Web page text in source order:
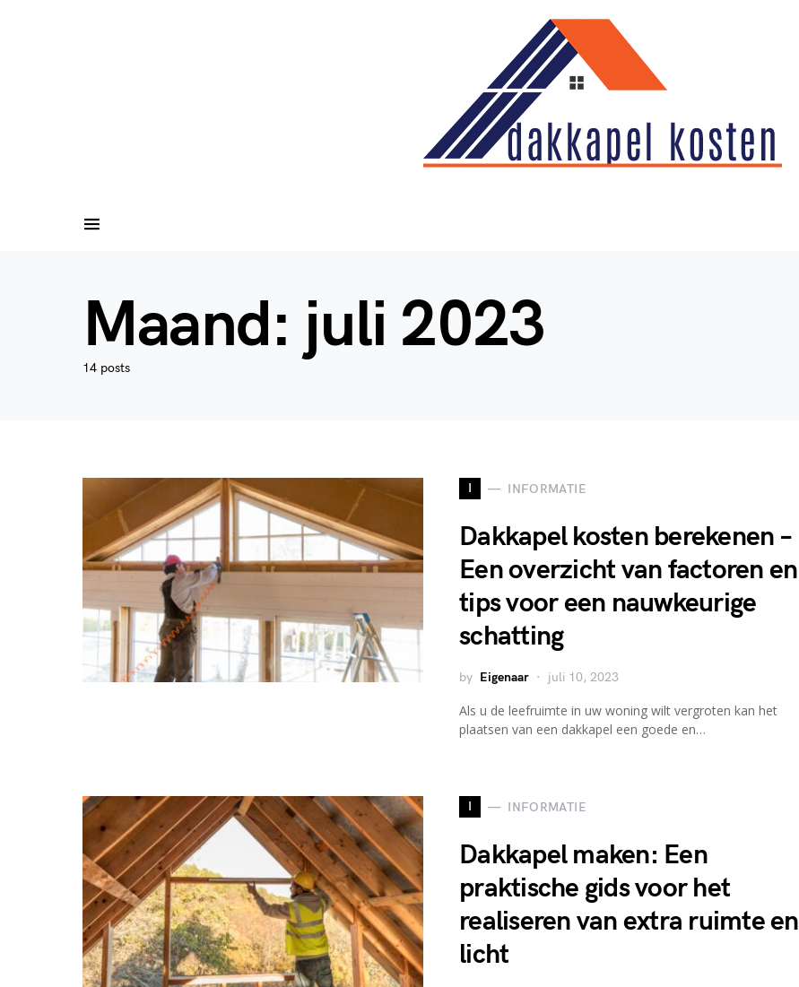
Maand: juli 2023
14 posts
I INFORMATIE
Dakkapel kosten berekenen –
Een overzicht van factoren en
tips voor een nauwkeurige
schatting
by Eigenaar juli 10, 2023
Als u de leefruimte in uw woning wilt vergroten kan het
plaatsen van een dakkapel een goede en…
I INFORMATIE
Dakkapel maken: Een
praktische gids voor het
realiseren van extra ruimte en
licht